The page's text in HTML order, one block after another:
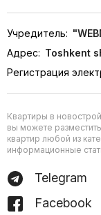
Учредитель:
Адрес: Toshkent
Регистрация
Квартиры в
вы можете
квартир любой из
информационные
Telegram
Facebook